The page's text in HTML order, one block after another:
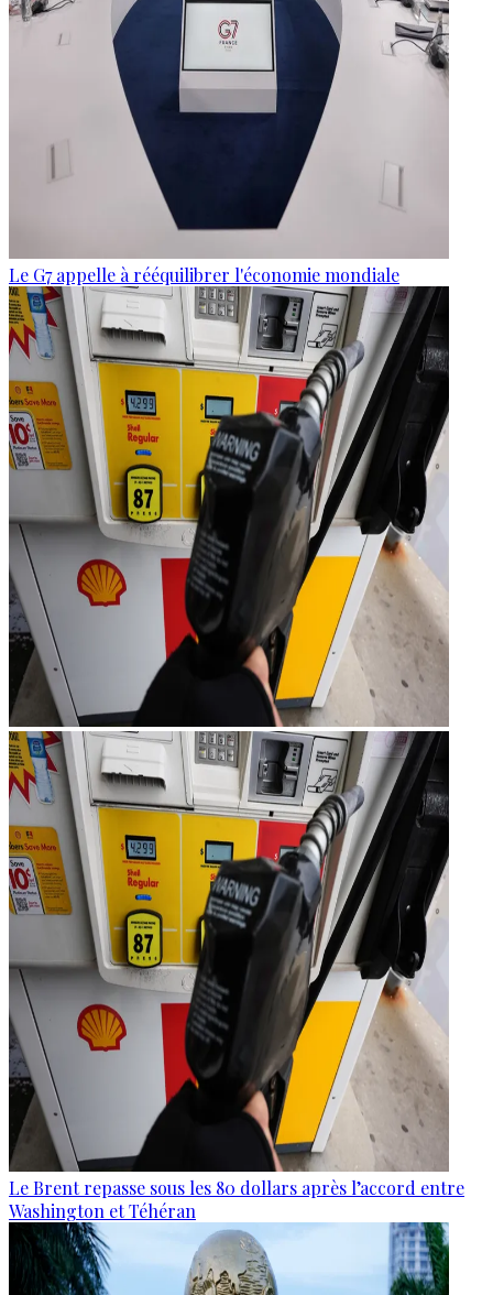
Le G7 appelle à rééquilibrer l'économie mondiale
Le Brent repasse sous les 80 dollars après l’accord entre
Washington et Téhéran